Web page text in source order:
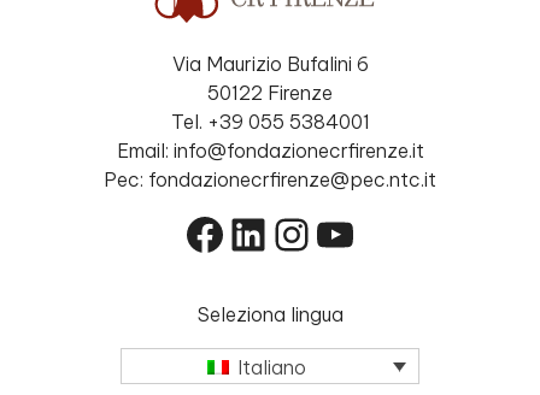
Via Maurizio Bufalini 6
50122 Firenze
Tel. +39 055 5384001
Email: info@fondazionecrfirenze.it
Pec: fondazionecrfirenze@pec.ntc.it
Facebook
LinkedIn
Instagram
YouTube
Seleziona lingua
Italiano